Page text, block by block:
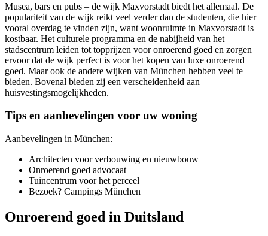
Musea, bars en pubs – de wijk Maxvorstadt biedt het allemaal. De
populariteit van de wijk reikt veel verder dan de studenten, die hier
vooral overdag te vinden zijn, want woonruimte in Maxvorstadt is
kostbaar. Het culturele programma en de nabijheid van het
stadscentrum leiden tot topprijzen voor onroerend goed en zorgen
ervoor dat de wijk perfect is voor het kopen van luxe onroerend
goed. Maar ook de andere wijken van München hebben veel te
bieden. Bovenal bieden zij een verscheidenheid aan
huisvestingsmogelijkheden.
Tips en aanbevelingen voor uw woning
Aanbevelingen in München:
Architecten voor verbouwing en nieuwbouw
Onroerend goed advocaat
Tuincentrum voor het perceel
Bezoek? Campings München
Onroerend goed in Duitsland